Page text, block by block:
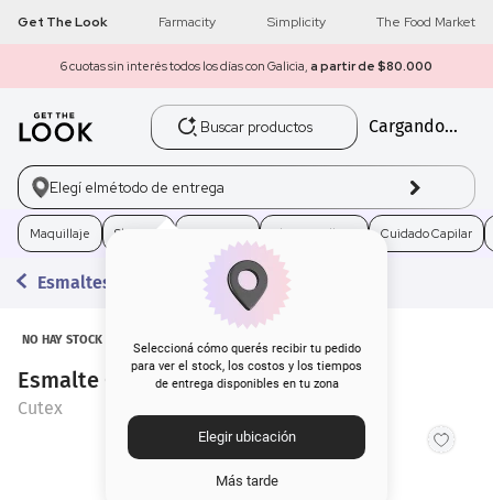
Get The Look Farmacity Simplicity The Food Market
6 cuotas sin interés todos los días con Galicia, a partir de $80.000
Buscar productos
Cargando...
Elegí elmétodo de entrega
Seleccioná cómo querés recibir tu pedido
para ver el stock, los costos y los tiempos
de entrega disponibles en tu zona
Elegir ubicación
Más tarde
Maquillaje Skincare Electro Belleza Cuidado Capilar
Esmaltes
NO HAY STOCK
Esmalte Cutex Mocha x 6 ml
Cutex
1 get the look
2 máscara pestañas
loreal
4. brochas
5. corrector
6. rubor